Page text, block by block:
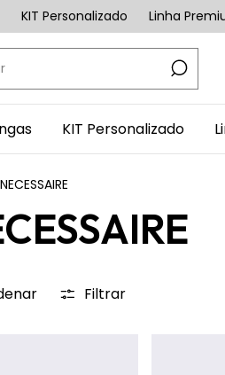
KIT Personalizado Linha
KIT Personalizado
NECESSAIRE
Filtrar